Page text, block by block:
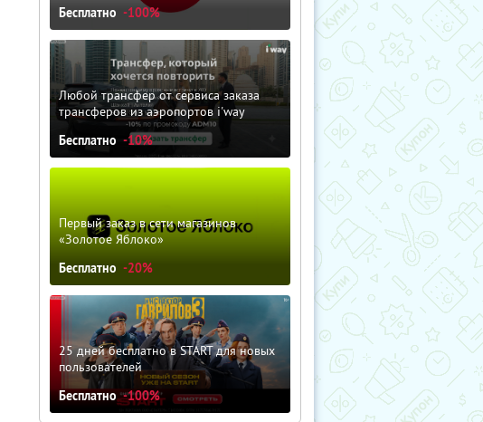
Бесплатно -100%
Любой трансфер от сервиса заказа
трансферов из аэропортов i'way
Бесплатно -10%
Первый заказ в сети магазинов
«Золотое Яблоко»
Бесплатно -20%
25 дней бесплатно в START для новых
пользователей
Бесплатно -100%